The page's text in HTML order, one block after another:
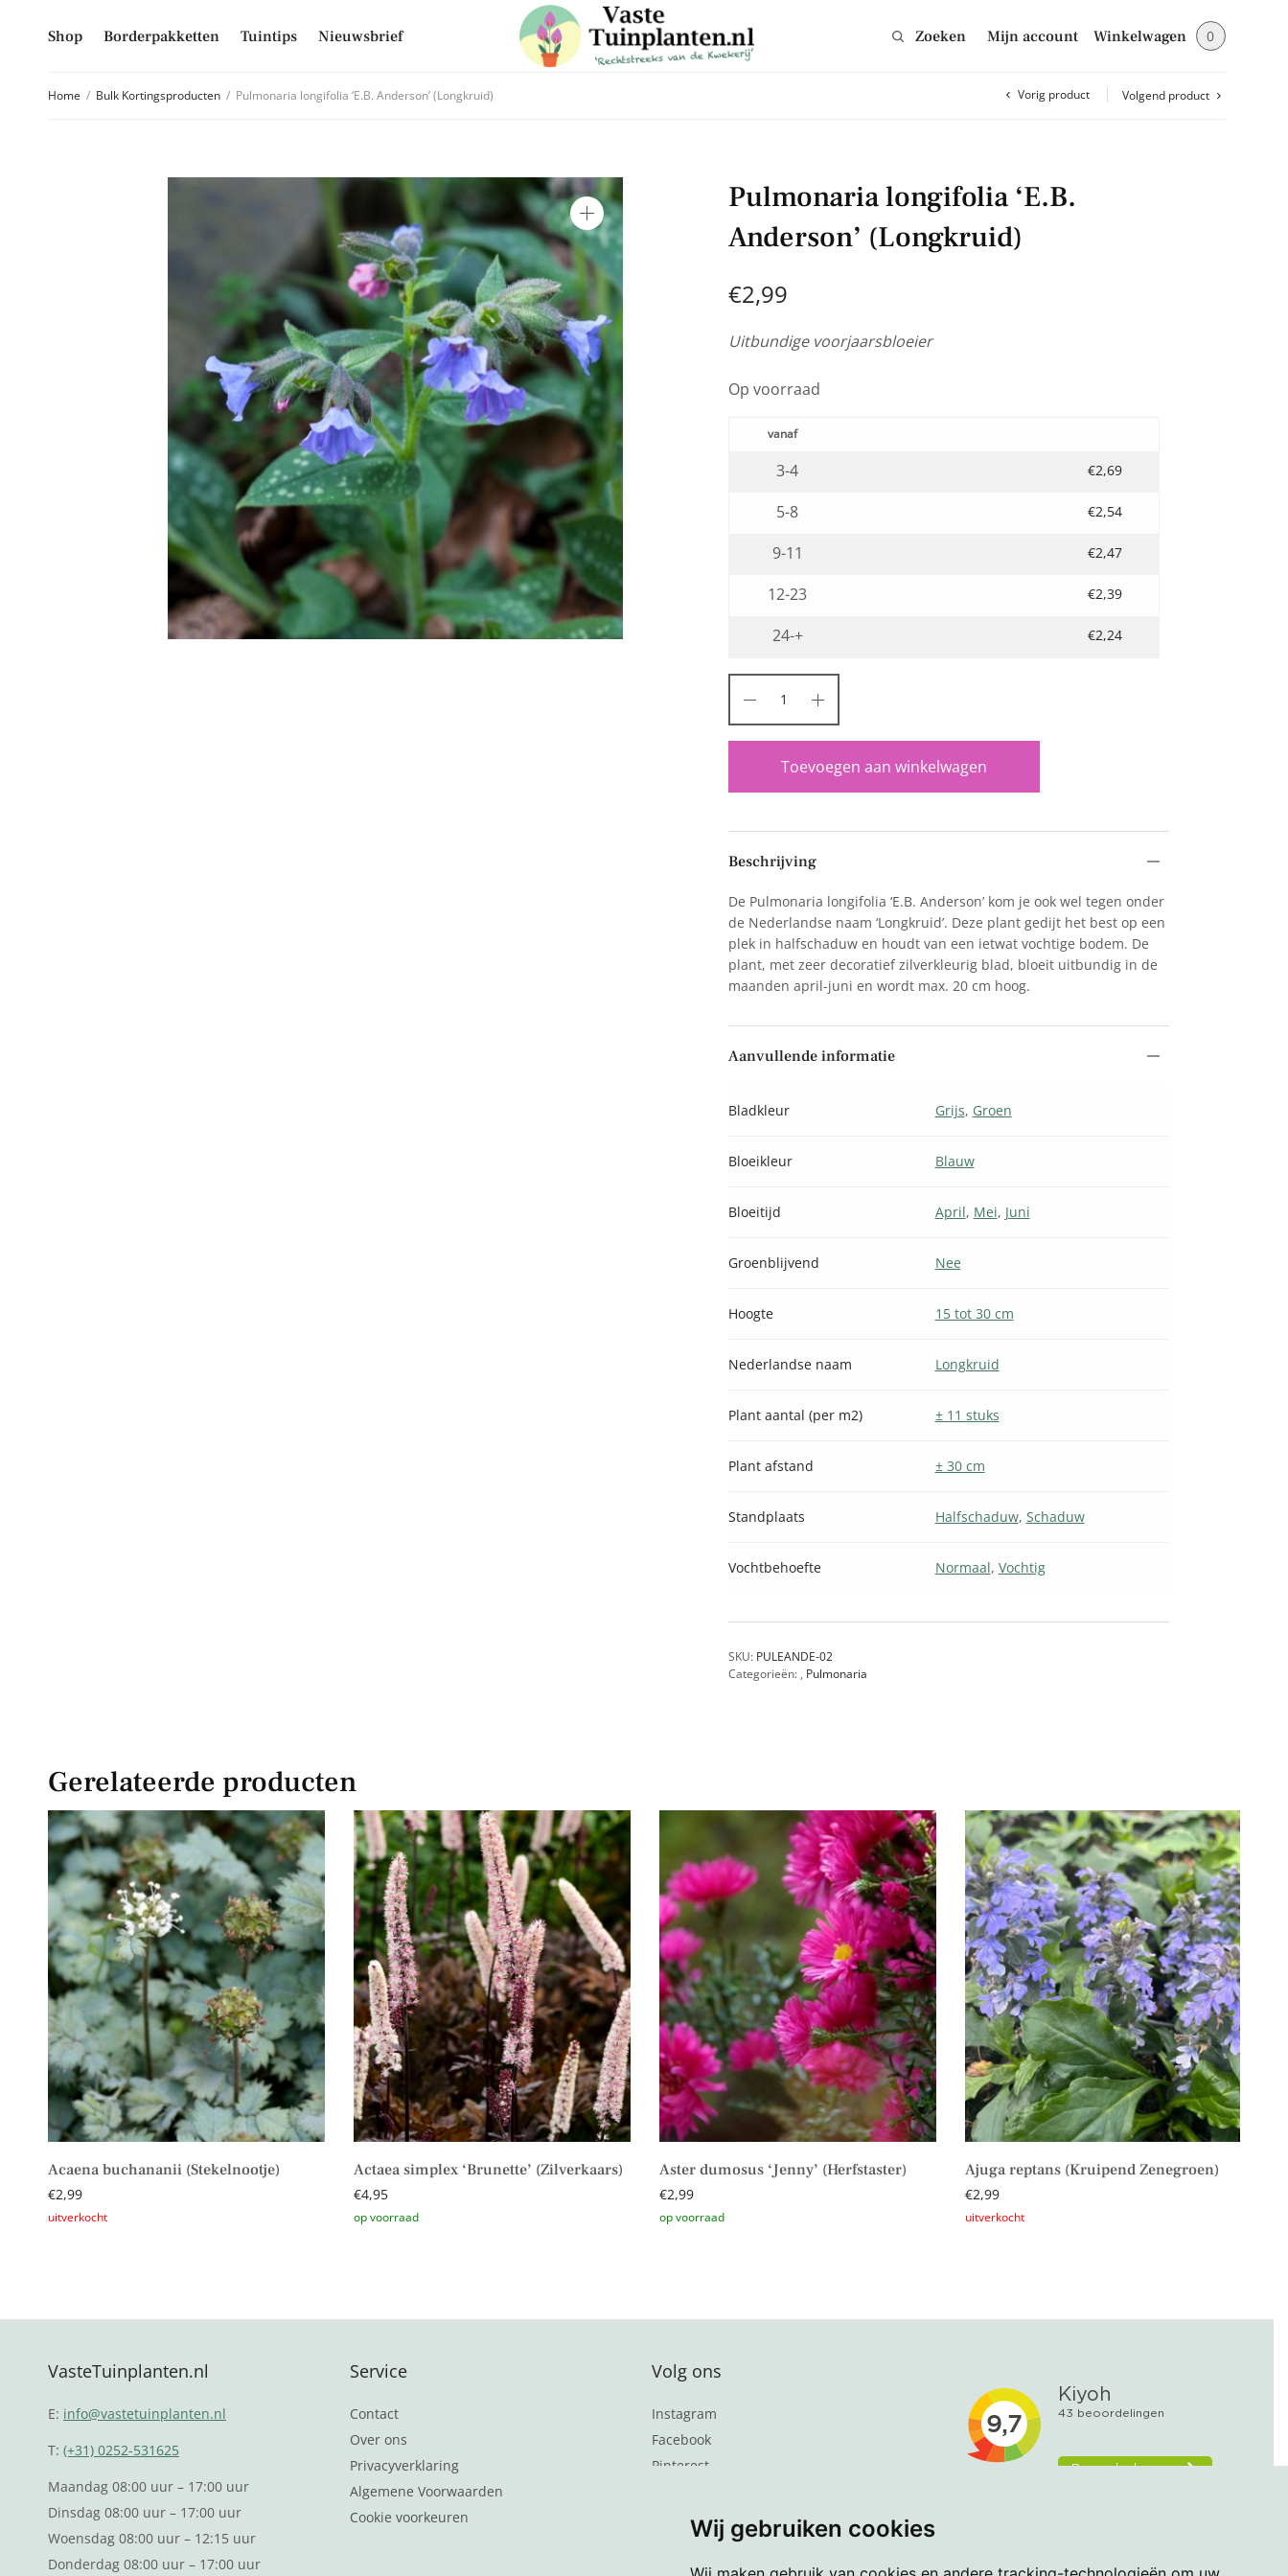
Wij gebruiken cookies
Shop Borderpakketten Tuintips Nieuwsbrief Zoeken Mijn account Winkelwagen 0
Home / Bulk Kortingsproducten / Pulmonaria longifolia ‘E.B. Anderson’ (Longkruid) Vorig product Volgend product
Pulmonaria longifolia ‘E.B.
Anderson’ (Longkruid)
€2,99
Uitbundige voorjaarsbloeier
Op voorraad
3-4 €2,69
5-8 €2,54
9-11 €2,47
12-23 €2,39
24-+ €2,24
Toevoegen aan winkelwagen
Beschrijving
De Pulmonaria longifolia ‘E.B. Anderson’ kom je ook wel tegen onder
de Nederlandse naam ‘Longkruid’. Deze plant gedijt het best op een
plek in halfschaduw en houdt van een ietwat vochtige bodem. De
plant, met zeer decoratief zilverkleurig blad, bloeit uitbundig in de
maanden april-juni en wordt max. 20 cm hoog.
Aanvullende informatie
Bladkleur Grijs, Groen
Bloeikleur Blauw
Bloeitijd April, Mei, Juni
Groenblijvend Nee
Hoogte 15 tot 30 cm
Nederlandse naam Longkruid
Plant aantal (per m2) ± 11 stuks
Plant afstand ± 30 cm
Standplaats Halfschaduw, Schaduw
Vochtbehoefte Normaal, Vochtig
SKU: PULEANDE-02
Categorieën: , Pulmonaria
Gerelateerde producten
Acaena buchananii (Stekelnootje)
€2,99
Actaea simplex ‘Brunette’ (Zilverkaars)
€4,95
Aster dumosus ‘Jenny’ (Herfstaster)
€2,99
Ajuga reptans (Kruipend Zenegroen)
€2,99
VasteTuinplanten.nl
E: info@vastetuinplanten.nl
T:(+31) 0252-531625
Maandag 08:00 uur – 17:00 uur
Dinsdag 08:00 uur – 17:00 uur
Woensdag 08:00 uur – 12:15 uur
Donderdag 08:00 uur – 17:00 uur
Service
Contact
Over ons
Privacyverklaring
Algemene Voorwaarden
Cookie voorkeuren
Volg ons
Instagram
Facebook
Pinterest
Mis niet langer de laatste trends, ontvang handige tuin en planten tips & weetjes en blijf op de
hoogte van alle aanbiedingen in onze webshop
E-mailadres
Inschrijven